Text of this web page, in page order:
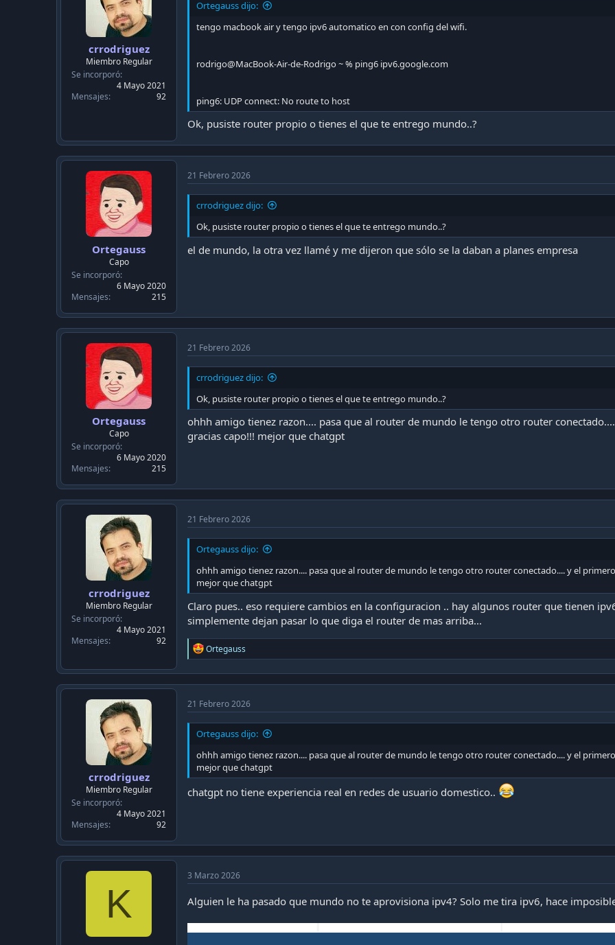
crrodriguez
Miembro Regular
Se incorporó
4 Mayo 2021
Mensajes
92
Ortegauss dijo:
tengo macbook air y tengo ipv6 automatico en con config del wifi.
rodrigo@MacBook-Air-de-Rodrigo ~ % ping6 ipv6.google.com
ping6: UDP connect: No route to host
Ok, pusiste router propio o tienes el que te entrego mundo..?
Ortegauss
Capo
Se incorporó
6 Mayo 2020
Mensajes
215
21 Febrero 2026
crrodriguez dijo:
Ok, pusiste router propio o tienes el que te entrego mundo..?
el de mundo, la otra vez llamé y me dijeron que sólo se la daban a planes empresa
Ortegauss
Capo
Se incorporó
6 Mayo 2020
Mensajes
215
21 Febrero 2026
crrodriguez dijo:
Ok, pusiste router propio o tienes el que te entrego mundo..?
ohhh amigo tienez razon.... pasa que al router de mundo le tengo otro router
gracias capo!!! mejor que chatgpt
crrodriguez
Miembro Regular
Se incorporó
4 Mayo 2021
Mensajes
92
21 Febrero 2026
Ortegauss dijo:
ohhh amigo tienez razon.... pasa que al router de mundo le tengo otro router conectado.... y el
mejor que chatgpt
Claro pues.. eso requiere cambios en la configuracion .. hay algunos router que tienen
simplemente dejan pasar lo que diga el router de mas arriba...
R
e
i
o
n
s
Ortegauss
crrodriguez
Miembro Regular
Se incorporó
4 Mayo 2021
Mensajes
92
21 Febrero 2026
Ortegauss dijo:
ohhh amigo tienez razon.... pasa que al router de mundo le tengo otro router conectado.... y el
mejor que chatgpt
chatgpt no tiene experiencia real en redes de usuario domestico..
K
3 Marzo 2026
Alguien le ha pasado que mundo no te aprovisiona ipv4? Solo me tira ipv6, hace